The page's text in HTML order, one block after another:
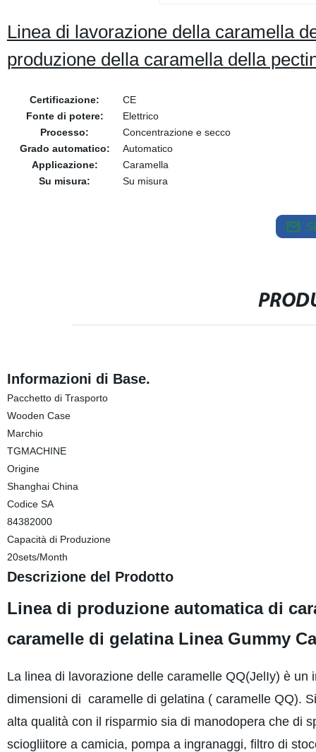
Linea di lavorazione della caramella
produzione della caramella della
Certificazione:
CE
Fonte di potere:
Elettrico
Processo:
Concentrazione e secco
Grado automatico:
Automatico
Applicazione:
Caramella
Su misura:
Su misura
Informazioni di Base.
Pacchetto di Trasporto
Wooden Case
Marchio
TGMACHINE
Origine
Shanghai China
Codice SA
84382000
Capacità di Produzione
20sets/Month
Descrizione del Prodotto
Linea di produzione automatica di
caramelle di gelatina Linea Gummy
La linea di lavorazione delle caramelle QQ(JelIy) è
dimensioni di caramelle di gelatina ( caramelle QQ).
alta qualità con il risparmio sia di manodopera che di
sciogliitore a camicia, pompa a ingranaggi, filtro di